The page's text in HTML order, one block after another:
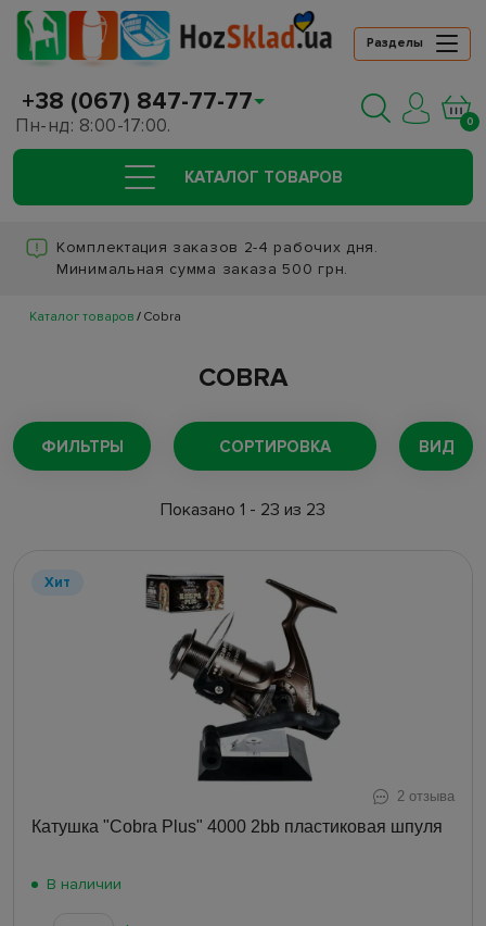
Разделы
+38 (067) 847-77-77
Пн-нд: 8:00-17:00. 0
КАТАЛОГ ТОВАРОВ
Комплектация заказов 2-4 рабочих дня.
Минимальная сумма заказа 500 грн.
Каталог товаров Cobra
COBRA
ФИЛЬТРЫ СОРТИРОВКА ВИД
Показано 1 - 23 из 23
Хит
2 отзыва
Катушка "Cobra Plus" 4000 2bb пластиковая шпуля
В наличии